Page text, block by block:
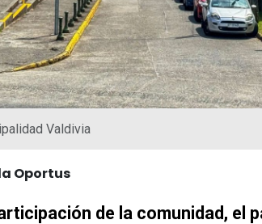
Valdivia
Oportus
de la comunidad, el